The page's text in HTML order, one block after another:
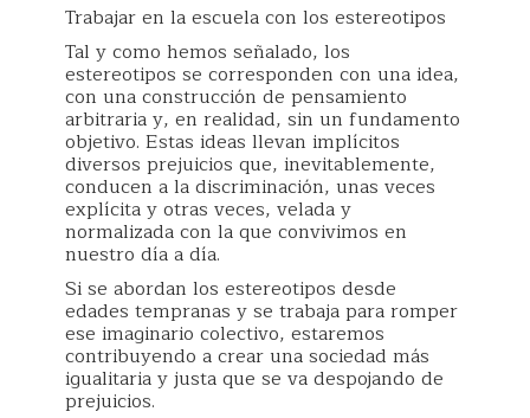
Trabajar en la escuela con los estereotipos
Tal y como hemos señalado, los
estereotipos se corresponden con una idea,
con una construcción de pensamiento
arbitraria y, en realidad, sin un fundamento
objetivo. Estas ideas llevan implícitos
diversos prejuicios que, inevitablemente,
conducen a la discriminación, unas veces
explícita y otras veces, velada y
normalizada con la que convivimos en
nuestro día a día.
Si se abordan los estereotipos desde
edades tempranas y se trabaja para romper
ese imaginario colectivo, estaremos
contribuyendo a crear una sociedad más
igualitaria y justa que se va despojando de
prejuicios.